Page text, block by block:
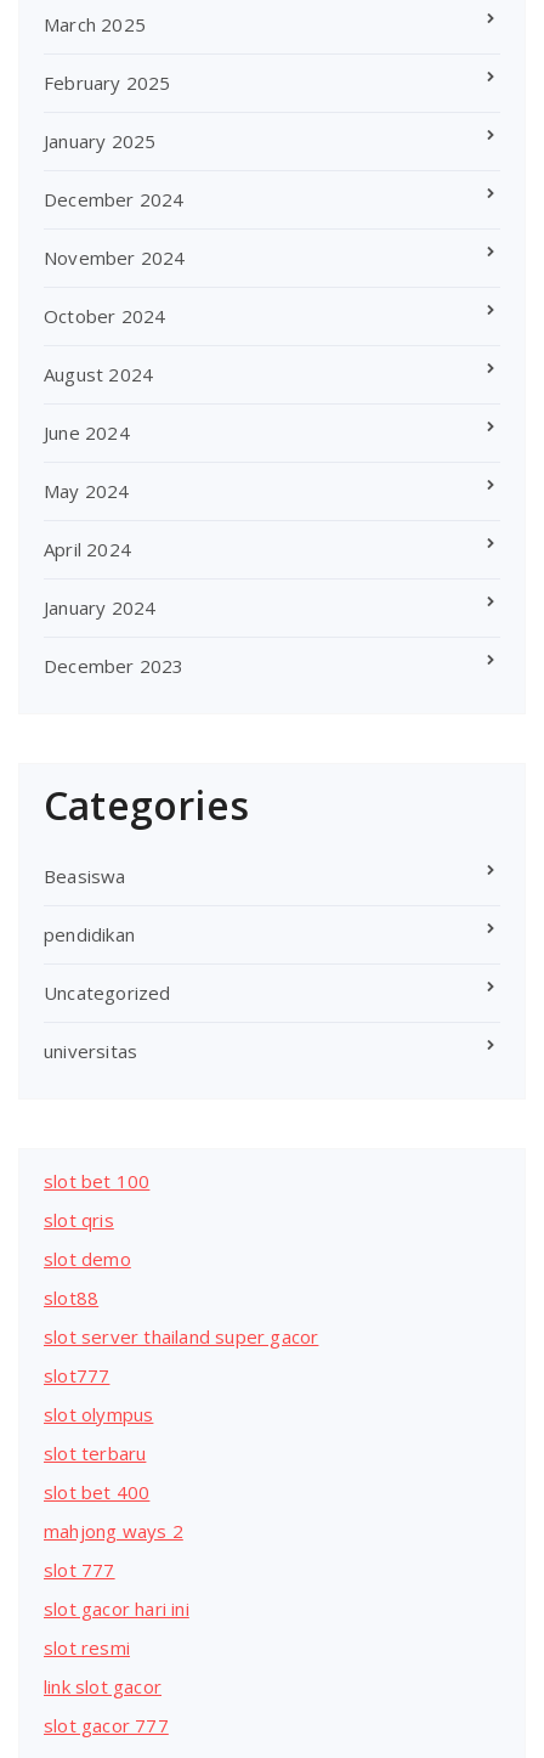
March 2025
February 2025
January 2025
December 2024
November 2024
October 2024
August 2024
June 2024
May 2024
April 2024
January 2024
December 2023
Categories
Beasiswa
pendidikan
Uncategorized
universitas
slot bet 100
slot qris
slot demo
slot88
slot server thailand super gacor
slot777
slot olympus
slot terbaru
slot bet 400
mahjong ways 2
slot 777
slot gacor hari ini
slot resmi
link slot gacor
slot gacor 777